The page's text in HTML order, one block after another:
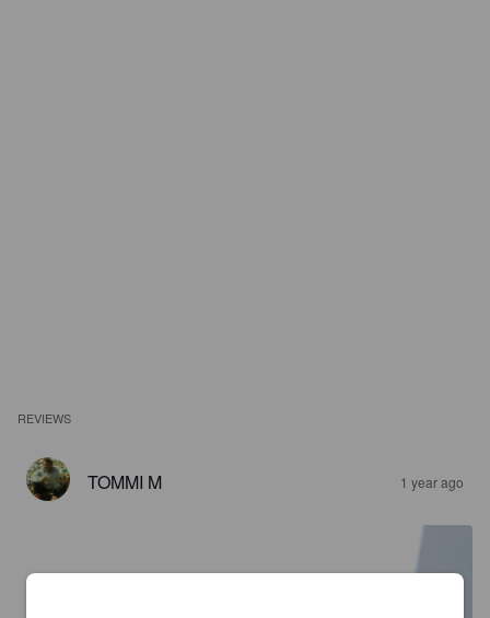
REVIEWS
TOMMI M 1 year ago